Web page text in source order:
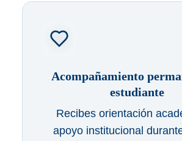
Acompañamiento
estudiante
Recibes orientación
apoyo institucional